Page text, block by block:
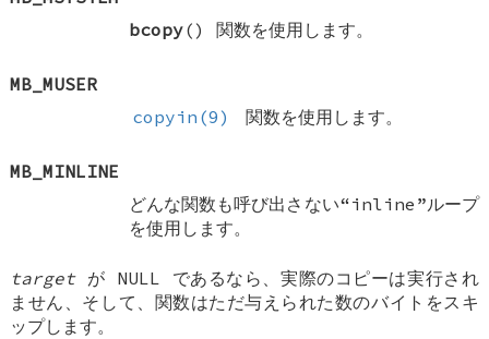
bcopy() 関数を使用します。
MB_MUSER
copyin(9)
関数を使用します。
MB_MINLINE
どんな関数も呼び出さない“inline”ループ
を使用します。
targetが NULL
であるなら、実際のコピーは実行され
ません、そして、関数はただ与えられた数のバイトをスキ
ップします。